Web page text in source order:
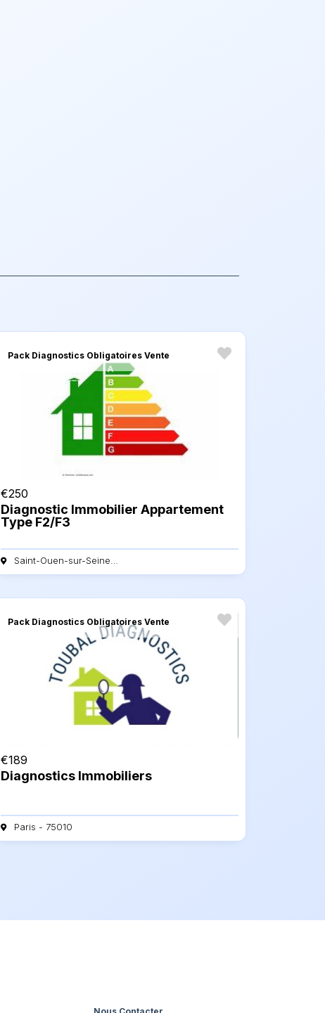
Pack Diagnostics Obligatoires Vente
€250
Diagnostic Immobilier Appartement
Type F2/F3
Pack Diagnostics Obligatoires Vente
€189
Diagnostics Immobiliers
Paris - 75010